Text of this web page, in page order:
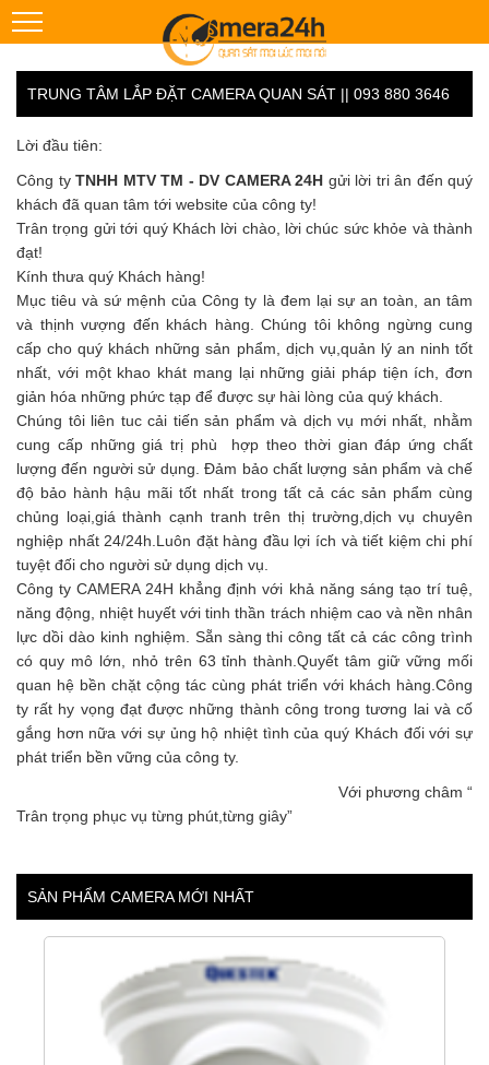
TRUNG TÂM LẮP ĐẶT CAMERA QUAN SÁT || 093 880 3646
Lời đầu tiên:
Công ty TNHH MTV TM - DV CAMERA 24H gửi lời tri ân đến quý
khách đã quan tâm tới website của công ty!
Trân trọng gửi tới quý Khách lời chào, lời chúc sức khỏe và thành
đạt!
Kính thưa quý Khách hàng!
Mục tiêu và sứ mệnh của Công ty là đem lại sự an toàn, an tâm
và thịnh vượng đến khách hàng. Chúng tôi không ngừng cung
cấp cho quý khách những sản phẩm, dịch vụ,quản lý an ninh tốt
nhất, với một khao khát mang lại những giải pháp tiện ích, đơn
giản hóa những phức tạp để được sự hài lòng của quý khách.
Chúng tôi liên tuc cải tiến sản phẩm và dịch vụ mới nhất, nhằm
cung cấp những giá trị phù hợp theo thời gian đáp ứng chất
lượng đến người sử dụng. Đảm bảo chất lượng sản phẩm và chế
độ bảo hành hậu mãi tốt nhất trong tất cả các sản phẩm cùng
chủng loại,giá thành cạnh tranh trên thị trường,dịch vụ chuyên
nghiệp nhất 24/24h.Luôn đặt hàng đầu lợi ích và tiết kiệm chi phí
tuyệt đối cho người sử dụng dịch vụ.
Công ty CAMERA 24H khẳng định với khả năng sáng tạo trí tuệ,
năng động, nhiệt huyết với tinh thần trách nhiệm cao và nền nhân
lực dồi dào kinh nghiệm. Sẵn sàng thi công tất cả các công trình
có quy mô lớn, nhỏ trên 63 tỉnh thành.Quyết tâm giữ vững mối
quan hệ bền chặt cộng tác cùng phát triển với khách hàng.Công
ty rất hy vọng đạt được những thành công trong tương lai và cố
gắng hơn nữa với sự ủng hộ nhiệt tình của quý Khách đối với sự
phát triển bền vững của công ty.
Với phương châm “
Trân trọng phục vụ từng phút,từng giây”
SẢN PHẨM CAMERA MỚI NHẤT